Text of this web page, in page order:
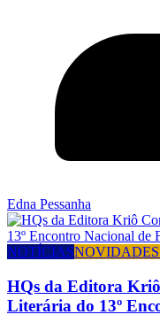
Edna Pessanha
NOTÍCIAS
HQs da Editora Kriô
Literária do 13º